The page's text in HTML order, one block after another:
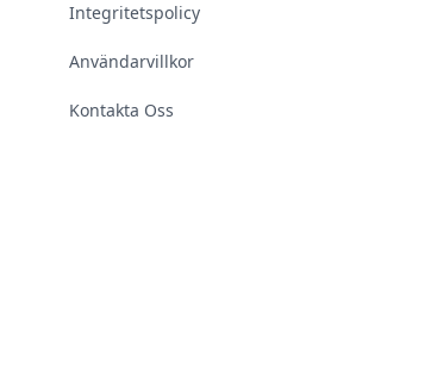
Integritetspolicy
Användarvillkor
Kontakta Oss